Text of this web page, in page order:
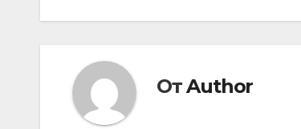
ОтAuthor